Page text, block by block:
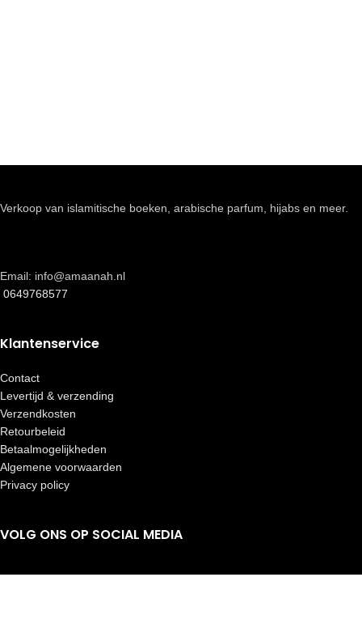
Verkoop van islamitische boeken, arabische parfum, hijabs en meer.
Email: info@amaanah.nl
0649768577
Klantenservice
Contact
Levertijd & verzending
Verzendkosten
Retourbeleid
Betaalmogelijkheden
Algemene voorwaarden
Privacy policy
VOLG ONS OP SOCIAL MEDIA